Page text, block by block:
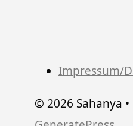
Impressum/
© 2026 Sahanya